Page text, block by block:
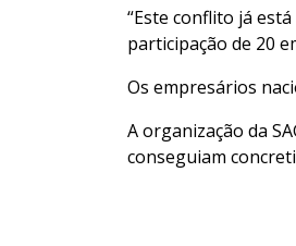
“Este conflito já
participação de 20
Os empresários
A organização da
conseguiam